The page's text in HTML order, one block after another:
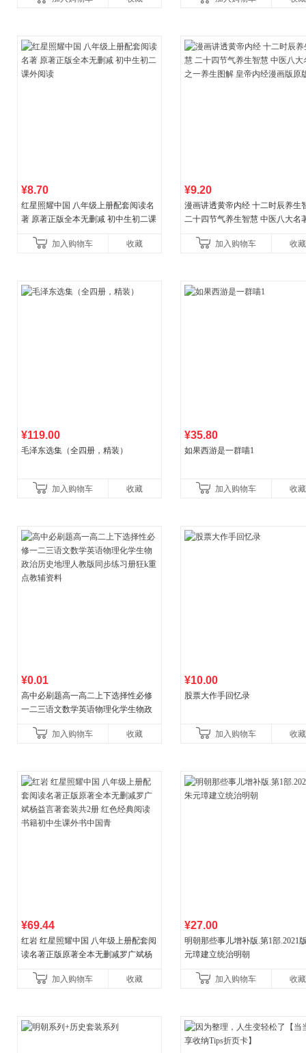
¥8.70
红星照耀中国 八年级上册配套阅读名
著 原著正版全本无删减 初中生初二课
加入购物车
收藏
¥9.20
漫画讲透黄帝内经 十二时辰养生
二十四节气养生智慧 中医八大名
加入购物车
收藏
¥119.00
毛泽东选集（全四册，精装）
加入购物车 收藏
¥35.80
如果西游是一群喵1
加入购物车 收藏
¥0.01
高中必刷题高一高二上下选择性必修
一二三语文数学英语物理化学生物政
教辅资料加入购物车 收藏
¥10.00
股票大作手回忆录
加入购物车 收藏
¥69.44
红岩 红星照耀中国 八年级上册配套阅
读名著正版原著全本无删减罗广斌杨
初中生课外书中国青
加入购物车 收藏
¥27.00
明朝那些事儿增补版.第1部.2021
元璋建立统治明朝
加入购物车 收藏